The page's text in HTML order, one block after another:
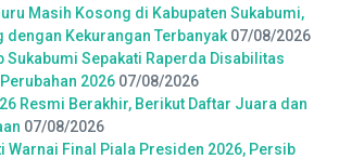
Masih Kosong di Kabupaten Sukabumi,
dengan Kekurangan Terbanyak 07/08/2026
Sukabumi Sepakati Raperda Disabilitas
2026 07/08/2026
Resmi Berakhir, Berikut Daftar Juara dan
07/08/2026
Warnai Final Piala Presiden 2026, Persib